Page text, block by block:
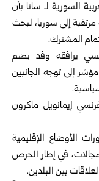
السورية لـ سانا بأن
إلى سوريا، لبحث
المشترك.
يرافقه وفد يضم
إلى توجه الجانبين
إيمانويل ماكرون
الأوضاع الإقليمية
في إطار الحرص
بين البلدين.